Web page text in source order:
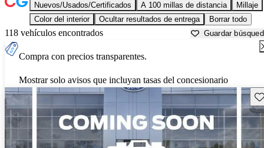
Nuevos/Usados/Certificados A 100 millas de distancia
Millaje
Color del interior
Ocultar resultados de entrega Borrar todo
118 vehículos encontrados Guardar
Compra con precios transparentes.
Mostrar solo avisos que incluyan tasas del concesionario